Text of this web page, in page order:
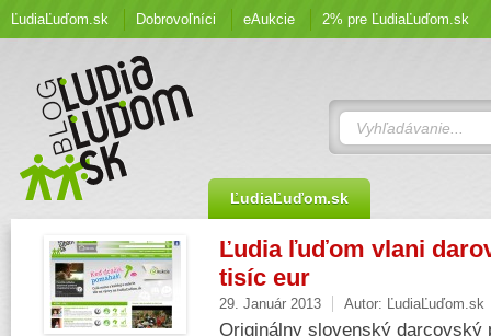
ĽudiaĽuďom.sk Dobrovoľníci eAukcie 2% pre ĽudiaĽuďom.sk
ĽudiaĽuďom.sk
Ľudia ľuďom vlani
tisíc eur
29. Január 2013 Autor: ĽudiaĽuďom.sk
Originálny slovenský darcovský